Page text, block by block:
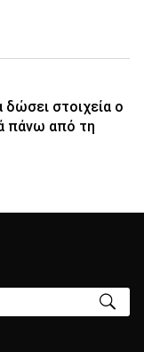
στοιχεία ο
πάνω από τη